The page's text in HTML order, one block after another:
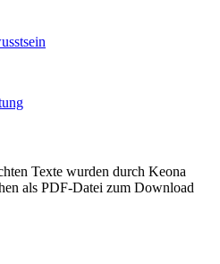
Texte wurden durch Keona
als PDF-Datei zum Download